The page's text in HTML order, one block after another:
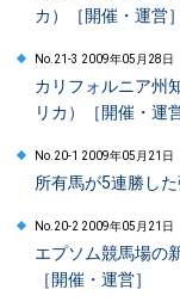
カ）［開催・運営］
No.21-3 2009年05月28日
カリフォルニア州
リカ）［開催・運営
No.20-1 2009年05月21日
所有馬が5連勝し
No.20-2 2009年05月21日
エプソム競馬場の
［開催・運営］